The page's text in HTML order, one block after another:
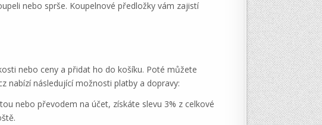
nebo sprše. Koupelnové předložky vám zajistí
nebo ceny a přidat ho do košíku. Poté můžete
nabízí následující možnosti platby a dopravy:
nebo převodem na účet, získáte slevu 3% z celkové